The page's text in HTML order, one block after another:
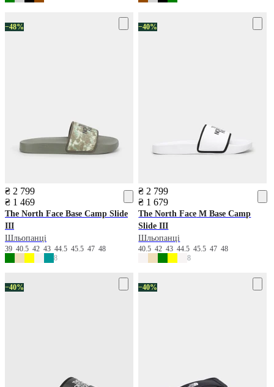
−48%
₴ 2 799
₴ 1 469
The North Face Base Camp Slide
III
Шльопанці
39 40.5 42 43 44.5 45.5 47 48
8
−40%
₴ 2 799
₴ 1 679
The North Face M Base Camp
Slide III
Шльопанці
40.5424344.545.54748
8
−40% −40%